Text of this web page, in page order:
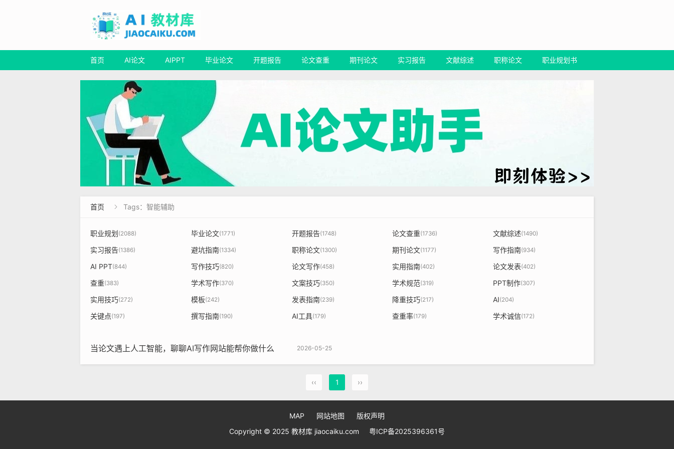
首页 AI论文 AIPPT 毕业论文 开题报告 论文查重 期刊论文 实习报告 文献综述 职称论文 职业规划书
首页  Tags：智能辅助
职业规划(2088) 毕业论文(1771) 开题报告(1748) 论文查重(1736) 文献综述(1490)
实习报告(1386) 避坑指南(1334) 职称论文(1300) 期刊论文(1177) 写作指南(934)
AI PPT(844) 写作技巧(820) 论文写作(458) 实用指南(402) 论文发表(402)
查重(383) 学术写作(370) 文案技巧(350) 学术规范(319) PPT制作(307)
实用技巧(272) 模板(242) 发表指南(239) 降重技巧(217) AI(204)
关键点(197) 撰写指南(190) AI工具(179) 查重率(179) 学术诚信(172)
2026-05-25
当论文遇上人工智能，聊聊AI写作网站能帮你做什么
‹‹ 1 ››
MAP 网站地图
版权声明
Copyright © 2025 教材库 jiaocaiku.com
粤ICP备2025396361号